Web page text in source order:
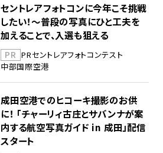
セントレアフォトコンに今年こそ挑戦
したい！～普段の写真にひと工夫を
加えることで、入選も狙える
PR PRセントレアフォトコンテスト
中部国際空港
成田空港でのヒコーキ撮影のお供
に！ 「チャーリィ古庄とサバンナが案
内する航空写真ガイド in 成田」配信
スタート